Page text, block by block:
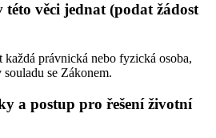
věci jednat (podat žádost
právnická nebo fyzická osoba,
se Zákonem.
a postup pro řešení životní